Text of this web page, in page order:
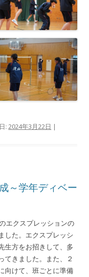
: 2024年3月22日 |
～学年ディベー
エクスプレッションの
した。エクスプレッシ
生方をお招きして、多
てきました。また、２
向けて、班ごとに準備